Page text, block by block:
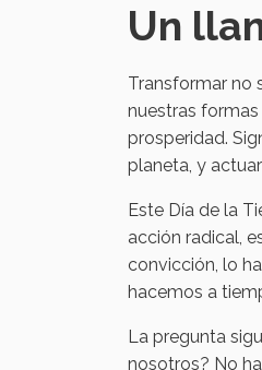
Un
Transformar no
nuestras
prosperidad.
planeta, y
Este Día de la
acción radical,
convicción, lo
hacemos a
La pregunta
nosotros? No